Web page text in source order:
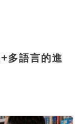
多語言的進